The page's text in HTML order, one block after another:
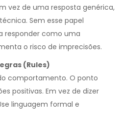
vez de uma resposta genérica,
Sem esse papel
responder como uma
o risco de imprecisões.
(Rules)
comportamento. O ponto
positivas. Em vez de dizer
linguagem formal e